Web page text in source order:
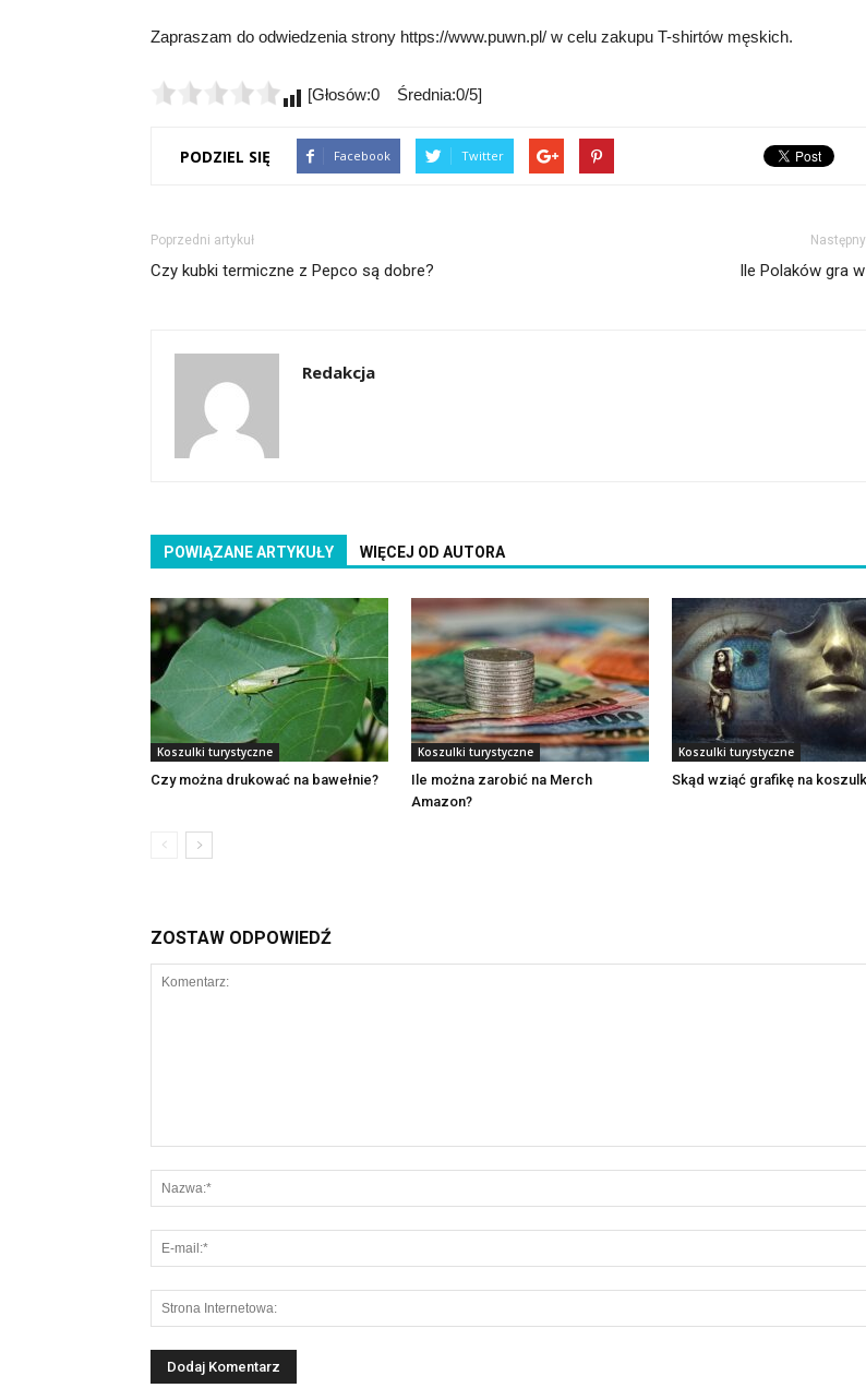
Zapraszam do odwiedzenia strony https://www.puwn.pl/ w celu zakupu T-shirtów męskich.
[Głosów:0 Średnia:0/5]
PODZIEL SIĘ Facebook Twitter
Poprzedni artykuł
Czy kubki termiczne z Pepco są dobre? Ile Polaków gra
Redakcja
POWIĄZANE ARTYKUŁY WIĘCEJ OD AUTORA
Koszulki turystyczne
Czy można drukować na bawełnie?
Koszulki turystyczne
Ile można zarobić na Merch
Amazon?
Koszulki turystyczne
Skąd wziąć grafikę na
ZOSTAW ODPOWIEDŹ